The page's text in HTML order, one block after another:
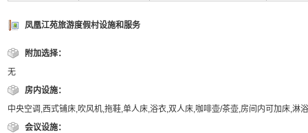
凤凰江苑旅游度假村设施和服务
附加选择：
无
房内设施：
中央空调,西式铺床,吹风机,拖鞋,单人床,浴衣,双人床,咖啡壶/茶壶,房间内可加床,淋
会议设施：